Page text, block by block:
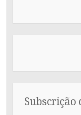
Subscrição